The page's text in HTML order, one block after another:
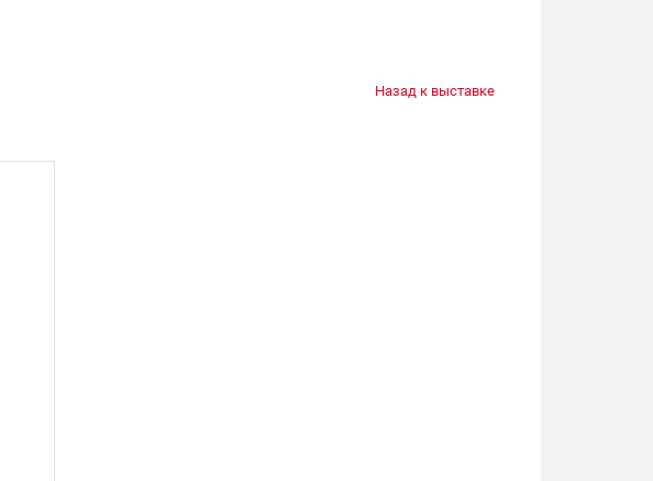
Назад к выставке